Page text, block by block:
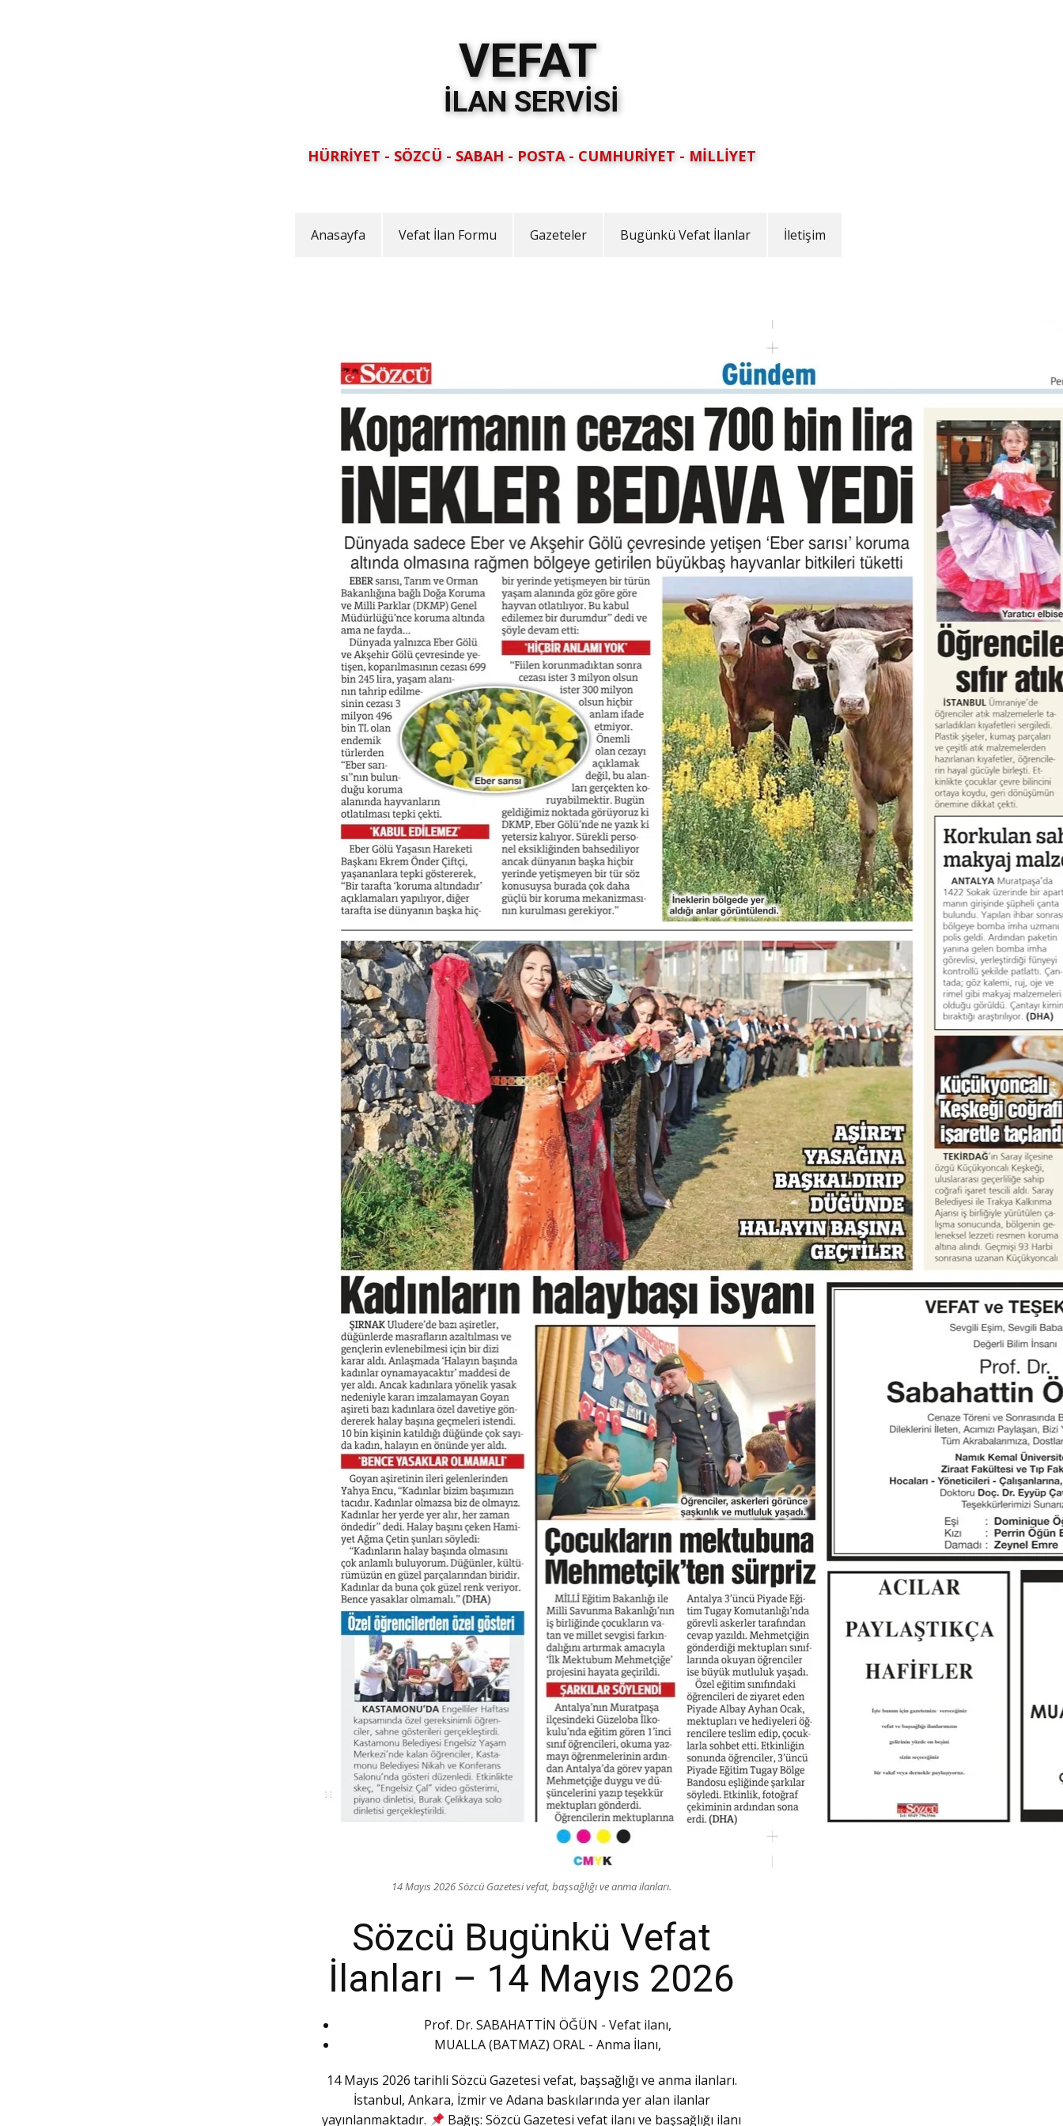
VEFAT
İLAN SERVİSİ
HÜRRİYET - SÖZCÜ - SABAH - POSTA - CUMHURİYET - MİLLİYET
Anasayfa Vefat İlan Formu Gazeteler Bugünkü Vefat İlanlar İletişim
14 Mayıs 2026 Sözcü Gazetesi vefat, başsağlığı ve anma ilanları.
Sözcü Bugünkü Vefat
İlanları – 14 Mayıs 2026
Prof. Dr. SABAHATTİN ÖĞÜN - Vefat ilanı,
MUALLA (BATMAZ) ORAL - Anma İlanı,
14 Mayıs 2026 tarihli Sözcü Gazetesi vefat, başsağlığı ve anma ilanları.
İstanbul, Ankara, İzmir ve Adana baskılarında yer alan ilanlar
yayınlanmaktadır.
Bağış: Sözcü Gazetesi vefat ilanı ve başsağlığı ilanı